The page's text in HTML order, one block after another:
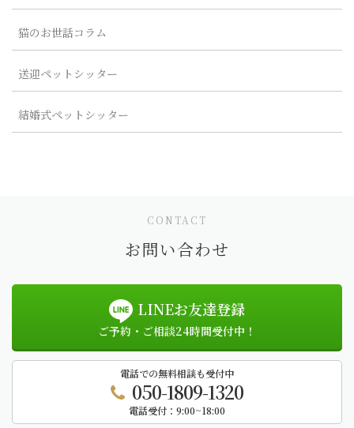
猫のお世話コラム
送迎ペットシッター
結婚式ペットシッター
CONTACT
お問い合わせ
LINEお友達登録
ご予約・ご相談24時間受付中！
電話での無料相談も受付中
050-1809-1320
電話受付： 9:00~18:00